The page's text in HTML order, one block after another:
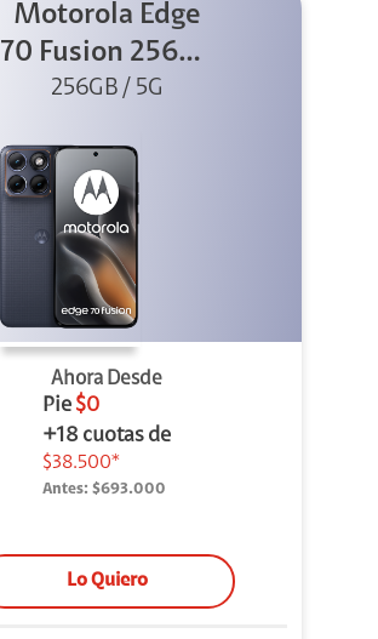
Motorola Edge
70 Fusion 256GB
Azul
256GB / 5G
Ahora Desde
Pie $0
+18 cuotas de
$38.500*
Antes: $693.000
Lo Quiero